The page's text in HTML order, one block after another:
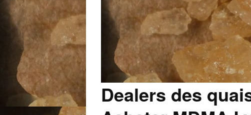
Dealers des